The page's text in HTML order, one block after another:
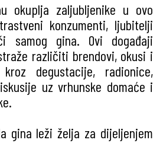
okuplja zaljubljenike u ovo
konzumenti, ljubitelji
samog gina. Ovi događaji
različiti brendovi, okusi i
degustacije, radionice,
uz vrhunske domaće i
gina leži želja za dijeljenjem